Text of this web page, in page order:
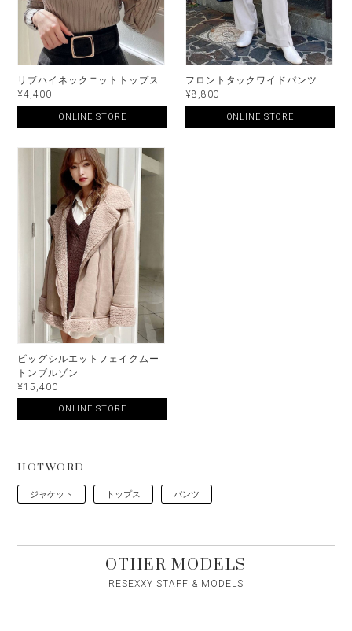
リブハイネックニットトップス
¥4,400
ONLINE STORE
フロントタックワイドパンツ
¥8,800
ONLINE STORE
ビッグシルエットフェイクムー
トンブルゾン
¥15,400
ONLINE STORE
HOTWORD
ジャケット トップス パンツ
OTHER MODELS
RESEXXY STAFF & MODELS